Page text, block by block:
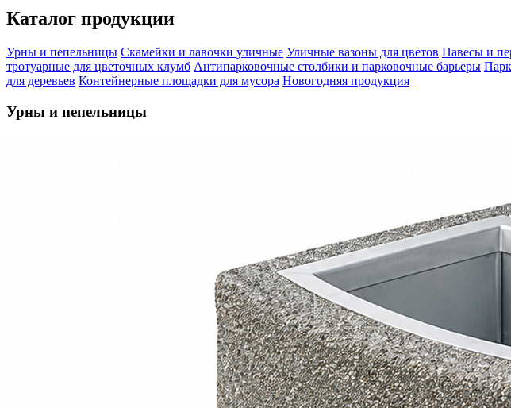
Каталог продукции
Урны и пепельницы Скамейки и лавочки уличные Уличные вазоны для цветов Навесы и
тротуарные для цветочных клумб Антипарковочные столбики и парковочные барьеры
для деревьев Контейнерные площадки для мусора Новогодняя продукция
Урны и пепельницы